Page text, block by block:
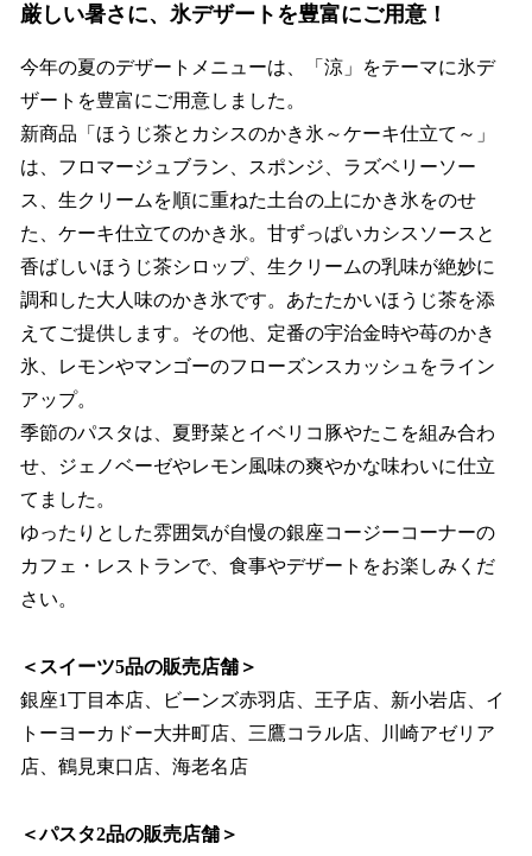
厳しい暑さに、氷デザートを豊富にご用意！
今年の夏のデザートメニューは、「涼」をテーマに氷デ
ザートを豊富にご用意しました。
新商品「ほうじ茶とカシスのかき氷～ケーキ仕立て～」
は、フロマージュブラン、スポンジ、ラズベリーソー
ス、生クリームを順に重ねた土台の上にかき氷をのせ
た、ケーキ仕立てのかき氷。甘ずっぱいカシスソースと
香ばしいほうじ茶シロップ、生クリームの乳味が絶妙に
調和した大人味のかき氷です。あたたかいほうじ茶を添
えてご提供します。その他、定番の宇治金時や苺のかき
氷、レモンやマンゴーのフローズンスカッシュをライン
アップ。
季節のパスタは、夏野菜とイベリコ豚やたこを組み合わ
せ、ジェノベーゼやレモン風味の爽やかな味わいに仕立
てました。
ゆったりとした雰囲気が自慢の銀座コージーコーナーの
カフェ・レストランで、食事やデザートをお楽しみくだ
さい。
＜スイーツ5品の販売店舗＞
銀座1丁目本店、ビーンズ赤羽店、王子店、新小岩店、イ
トーヨーカドー大井町店、三鷹コラル店、川崎アゼリア
店、鶴見東口店、海老名店
＜パスタ2品の販売店舗＞